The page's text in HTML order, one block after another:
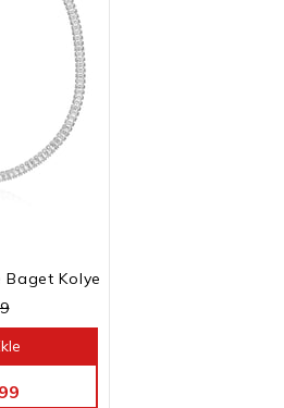
Baget Kolye